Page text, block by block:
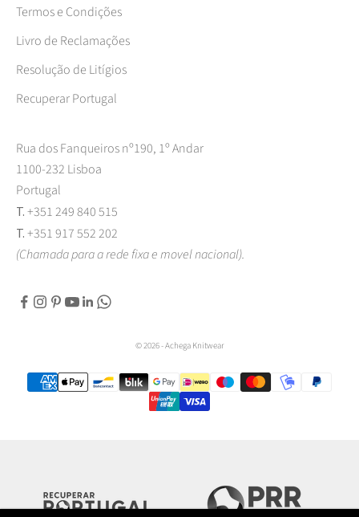
Termos e Condições
Livro de Reclamações
Resolução de Litígios
Recuperar Portugal
Rua dos Fanqueiros nº190, 1º Andar
1100-232 Lisboa
Portugal
T. +351 249 840 515
T. +351 917 552 202
(Chamada para a rede fixa e movel nacional).
© 2026 - Achega Knitwear